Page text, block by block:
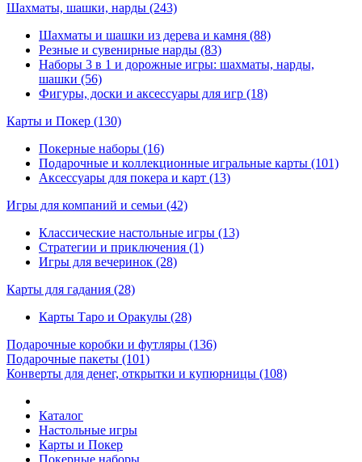
Шахматы, шашки, нарды (243)
Шахматы и шашки из дерева и камня (88)
Резные и сувенирные нарды (83)
Наборы 3 в 1 и дорожные игры: шахматы, нарды,
шашки (56)
Фигуры, доски и аксессуары для игр (18)
Карты и Покер (130)
Покерные наборы (16)
Подарочные и коллекционные игральные карты (101)
Аксессуары для покера и карт (13)
Игры для компаний и семьи (42)
Классические настольные игры (13)
Стратегии и приключения (1)
Игры для вечеринок (28)
Карты для гадания (28)
Карты Таро и Оракулы (28)
Подарочные коробки и футляры (136)
Подарочные пакеты (101)
Конверты для денег, открытки и купюрницы (108)
Каталог
Настольные игры
Карты и Покер
Покерные наборы